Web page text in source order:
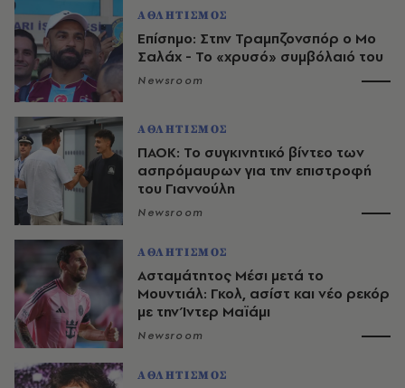
ΑΘΛΗΤΙΣΜΟΣ
Επίσημο: Στην Τραμπζονσπόρ ο Μο
Σαλάχ - Το «χρυσό» συμβόλαιό του
Newsroom
ΑΘΛΗΤΙΣΜΟΣ
ΠΑΟΚ: Το συγκινητικό βίντεο των
ασπρόμαυρων για την επιστροφή
του Γιαννούλη
Newsroom
ΑΘΛΗΤΙΣΜΟΣ
Ασταμάτητος Μέσι μετά το
Μουντιάλ: Γκολ, ασίστ και νέο ρεκόρ
με την Ίντερ Μαϊάμι
Newsroom
ΑΘΛΗΤΙΣΜΟΣ